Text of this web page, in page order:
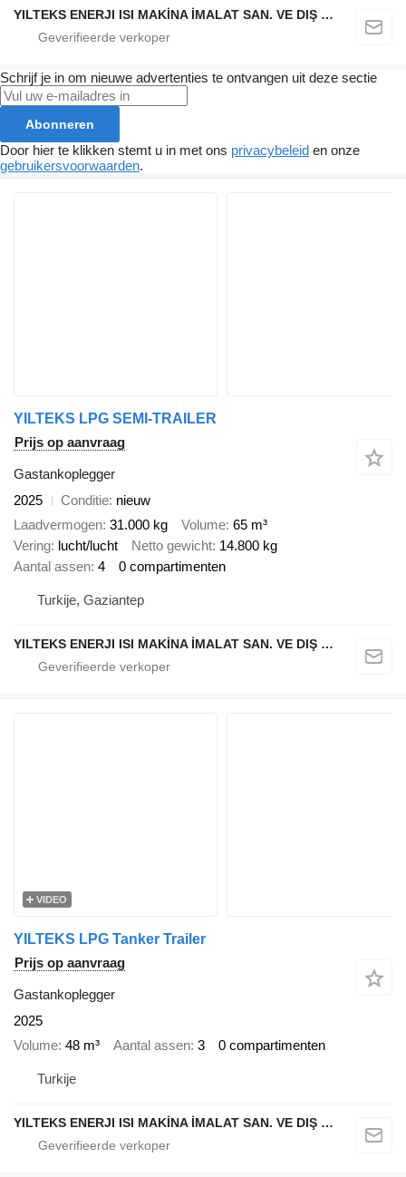
YILTEKS ENERJI ISI MAKİNA İMALAT SAN. VE DIŞ TİC. LTD. ŞTİ.
Schrijf je in om nieuwe advertenties te ontvangen uit deze sectie
Abonneren
Door hier te klikken stemt u in met ons privacybeleid en onze
gebruikersvoorwaarden.
YILTEKS LPG SEMI-TRAILER
Prijs op aanvraag
Gastankoplegger
2025
Conditie nieuw
Laadvermogen 31.000 kg Volume 65 m³
Vering lucht/lucht Netto gewicht 14.800 kg
Aantal assen 4 0 compartimenten
Turkije, Gaziantep
YILTEKS ENERJI ISI MAKİNA İMALAT SAN. VE DIŞ TİC. LTD. ŞTİ.
VIDEO
YILTEKS LPG Tanker Trailer
Prijs op aanvraag
Gastankoplegger
2025
Volume 48 m³ Aantal assen 3 0 compartimenten
Turkije
YILTEKS ENERJI ISI MAKİNA İMALAT SAN. VE DIŞ TİC. LTD. ŞTİ.